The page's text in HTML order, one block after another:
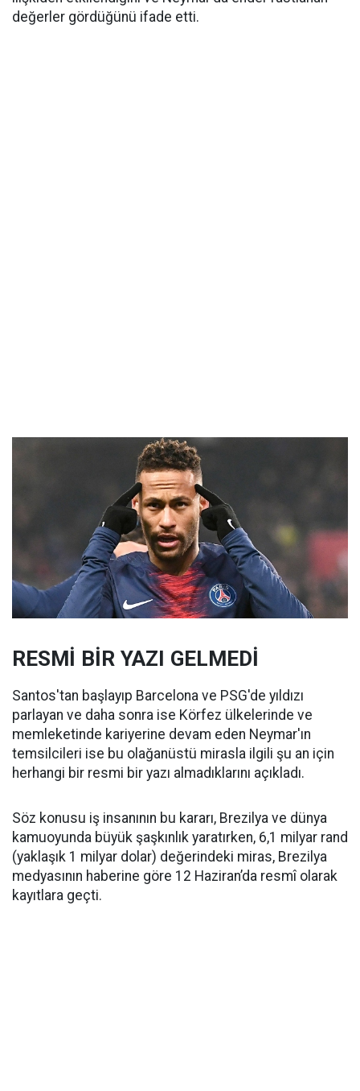
değerler gördüğünü ifade etti.
RESMİ BİR YAZI GELMEDİ
Santos'tan başlayıp Barcelona ve PSG'de yıldızı
parlayan ve daha sonra ise Körfez ülkelerinde ve
memleketinde kariyerine devam eden Neymar'ın
temsilcileri ise bu olağanüstü mirasla ilgili şu an için
herhangi bir resmi bir yazı almadıklarını açıkladı.
Söz konusu iş insanının bu kararı, Brezilya ve dünya
kamuoyunda büyük şaşkınlık yaratırken, 6,1 milyar rand
(yaklaşık 1 milyar dolar) değerindeki miras, Brezilya
medyasının haberine göre 12 Haziran’da resmî olarak
kayıtlara geçti.